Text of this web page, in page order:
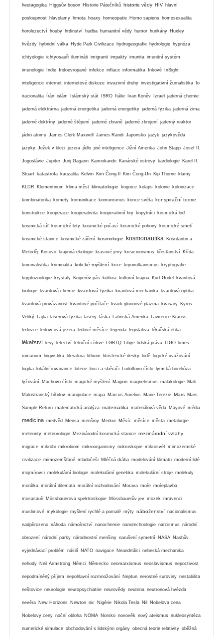
heutagogika Higgsův boson Historie Pátečníků historie vědy HIV hlavní
posloupnost hlavolamy hmota hoaxy homeopatie Homo sapiens homosexualita
horolezectví houby hrdinství hudba humanitní vědy humor hurikány Huxley
hvězdy hybridní válka Hyde Park Civilizace hydrogeografie hydrologie hypnóza
ichtyologie ichtyosauři ilumináti imigranti impakty imunita imunitní systém
imunologie Indie Indoevropané infekce inflace informatika Inkové InSight
inteligence internet internetové diskuze invazivní druhy investigativní žurnalistika Io
iracionalita Írán islám Islámský stát ISRO Itálie Ivan Koněv Izrael jaderná chemie
jaderná elektrárna jaderná energetika jaderná energetiky jaderná fyzika jaderná zima
jaderné doktríny jaderné štěpení jaderné zbraně jaderné zbrojení jaderný reaktor
jádro atomu James Clerk Maxwell James Randi Japonsko jazyk jazykověda
jazyky Ježek v kleci jezera jídlo jiné inteligence Jižní Amerika John Stapp Josef II.
Jugoslávie Jupiter Jurij Gagarin Kamiokande Kanárské ostrovy kardiologie Karel II.
Stuart katastrofa kauzalita Kelvin Kim Čong-Il Kim Čong-Un Kip Thorne klamy
KLDR Klementinum klima měst klimatologie kognice kolaps kolonie kolonizace
kombinatorika komety komunikace komunismus konce světa konspirační teorie
konstrukce kooperace kooperativita kooperativní hry kopytníci kosmická loď
kosmická síť kosmické lety kosmické počasí kosmické pohony kosmické smetí
kosmické stanice kosmické záření kosmologie kosmonautika Kosntantin a
Metoděj Kosovo krajinná ekologie krasové jevy kreacionismus křesťanství Křída
kriminalistika kriminalita kritické myšlení krize kryovulkanismus kryptografie
kryptozoologie krystaly Kuiperův pás kultura kulturní krajina Kurt Gödel kvantová
biologie kvantová chemie kvantová fyzika kvantová mechanika kvantová optika
kvantová provázanost kvantové počítače kvark-gluonové plazma kvasary Kyros
Veliký Lajka laserová fyzika lasery láska Latinská Amerika Lawrence Krauss
ledovce ledovcová jezera ledové měsíce legenda legislativa lékařská etika
lékařství lesy letectví letniční církve LGBTQ Libye lidská práva LIGO limes
romanum lingvistika literatura lithium litosferické desky lodě logické uvažování
logika lokální invariance loterie lovci a sběrači Ludolfovo číslo lymská borelióza
lyžování Machovo číslo magické myšlení Magion magnetismus malakologie Mali
Malostranský hřbitov manipulace mapa Marcus Aurelius Marie Terezie Mars Mars
Sample Return matematická analýza matematika materiálová věda Mayové média
medicína medvěd Mensa menšiny Merkur Měsíc měsíce města metalurgie
meteority meteorologie Mezinárodní kosmická stanice mezinárodní vztahy
migrace mikrobi mikrobiom mikroorganismy mikroskopie mikrosvět mimozemské
civilizace mimozemšťané mladočeši Mléčná dráha modelování klimatu moderní lidé
mojmírovci molekulární biologie molekulární genetika molekulární stroje molekuly
morálka morální dilemata morální rozhodování Morava moře mořeplavba
mosasauři Mössbauerova spektroskopie Mössbauerův jev mozek mravenci
muslimové mykologie myšlení rychlé a pomalé mýty náboženství nacionalismus
nadpřirozeno náhoda námořnictví nanochemie nanotechnologie narcismus národní
obrození národní parky národnostní menšiny narušení symetrií NASA Nashův
vyjednávací problém násilí NATO navigace Neandrtálci nebeská mechanika
nehody Neil Armstrong Němci Německo neomarxismus neoslavismus nepoctivost
nepodmíněný příjem nepohlavní rozmnožování Neptun nerostné suroviny nestabilita
neštovice neurologie neuropsychiatrie neurovědy neutrina neutronová hvězda
nevěra New Horizons Newton nic Nigérie Nikola Tesla Nil Nobelova cena
Nobelovy ceny noční obloha NOMA Norsko novověk nový ateismus nukleosyntéza
numerické simulace obchodování s lidskými orgány obecná teorie relativity oběžná